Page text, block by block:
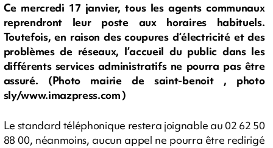
Ce mercredi 17 janvier, tous les agents communaux
reprendront leur poste aux horaires habituels.
Toutefois, en raison des coupures d’électricité et des
problèmes de réseaux, l’accueil du public dans les
différents services administratifs ne pourra pas être
assuré. (Photo mairie de saint-benoit , photo
sly/www.imazpress.com )
Le standard téléphonique restera joignable au 02 62 50
88 00, néanmoins, aucun appel ne pourra être redirigé